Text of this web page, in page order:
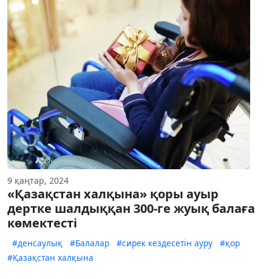
9 қаңтар, 2024
«Қазақстан халқына» қоры ауыр
дертке шалдыққан 300-ге жуық балаға
көмектесті
#денсаулық #Балалар #сирек кездесетін ауру
#қор
#Қазақстан халқына